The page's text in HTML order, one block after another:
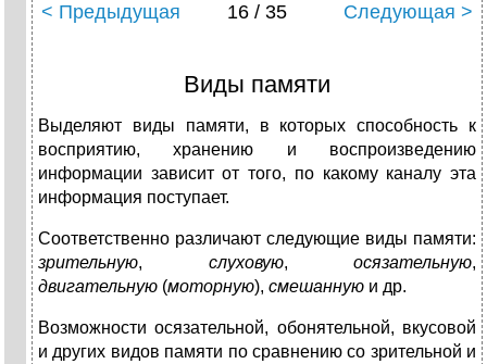
< Предыдущая 16 / 35 Следующая >
Виды памяти
Выделяют виды памяти, в которых способность к
восприятию, хранению и воспроизведению
информации зависит от того, по какому каналу эта
информация поступает.
Соответственно различают следующие виды памяти:
зрительную, слуховую, осязательную,
двигательную (моторную), смешанную и др.
Возможности осязательной, обонятельной, вкусовой
и других видов памяти по сравнению со зрительной и